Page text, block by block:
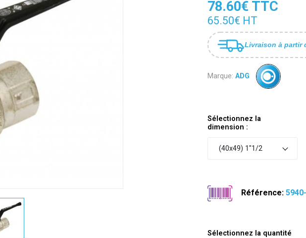
78.60€ TTC
65.50€ HT
Livraison à partir
Marque: ADG
Sélectionnez la
dimension :
(40x49) 1"1/2
Référence:
Sélectionnez la quantité